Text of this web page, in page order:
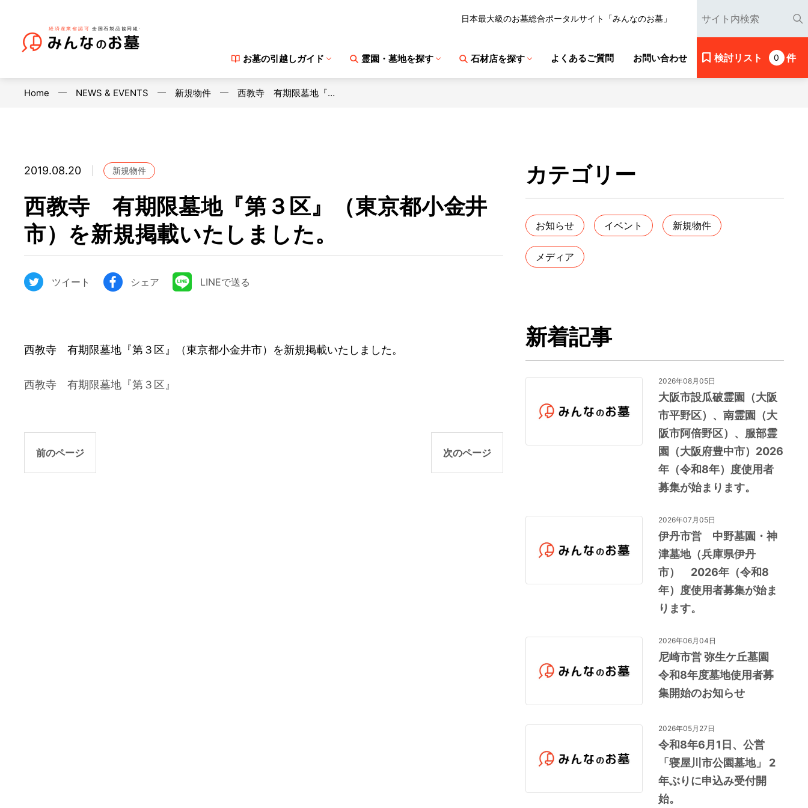
日本最大級のお墓総合ポータルサイト「みんなのお墓」
お墓の引越しガイド 霊園・墓地を探す 石材店を探す よくあるご質問 お問い合わせ 検討リスト 0 件
Home NEWS & EVENTS 新規物件 西教寺 有期限墓地『…
2019.08.20 新規物件
西教寺 有期限墓地『第３区』（東京都小金井
市）を新規掲載いたしました。
ツイート シェア LINEで送る
西教寺 有期限墓地『第３区』（東京都小金井市）を新規掲載いたしました。
西教寺 有期限墓地『第３区』
前のページ 次のページ
カテゴリー
お知らせ イベント 新規物件
メディア
新着記事
2026年08月05日
大阪市設瓜破霊園（大阪
市平野区）、南霊園（大
阪市阿倍野区）、服部霊
園（大阪府豊中市）2026
年（令和8年）度使用者
募集が始まります。
2026年07月05日
伊丹市営 中野墓園・神
津墓地（兵庫県伊丹
市） 2026年（令和8
年）度使用者募集が始ま
ります。
2026年06月04日
尼崎市営 弥生ケ丘墓園
令和8年度墓地使用者募
集開始のお知らせ
2026年05月27日
令和8年6月1日、公営
「寝屋川市公園墓地」 2
年ぶりに申込み受付開
始。